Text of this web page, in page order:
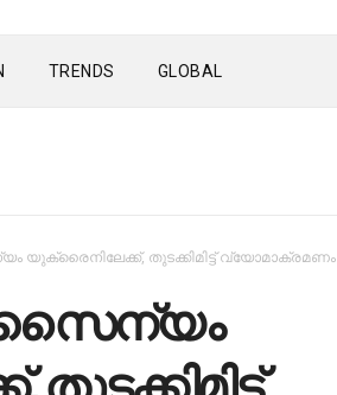
TRENDS GLOBAL
തുടക്കിമിട്ട് വ്യോമാക്രമണം
സൈന്യം